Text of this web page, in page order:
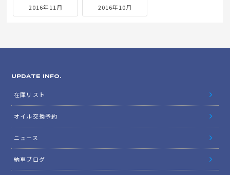
2016年11月 2016年10月
UPDATE INFO.
在庫リスト
オイル交換予約
ニュース
納車ブログ